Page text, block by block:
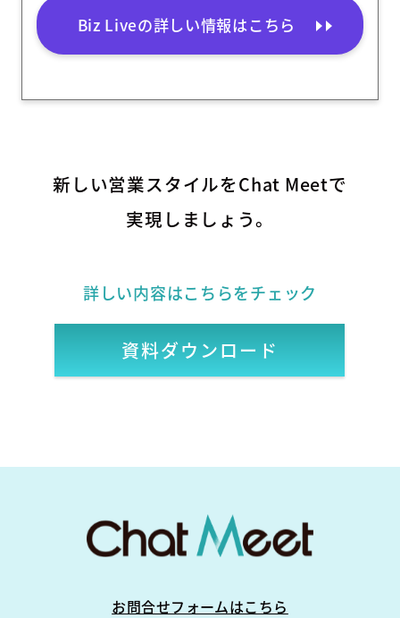
Biz Liveの詳しい情報はこちら
新しい営業スタイルをChat Meetで
実現しましょう。
詳しい内容はこちらをチェック
資料ダウンロード
お問合せフォームはこちら